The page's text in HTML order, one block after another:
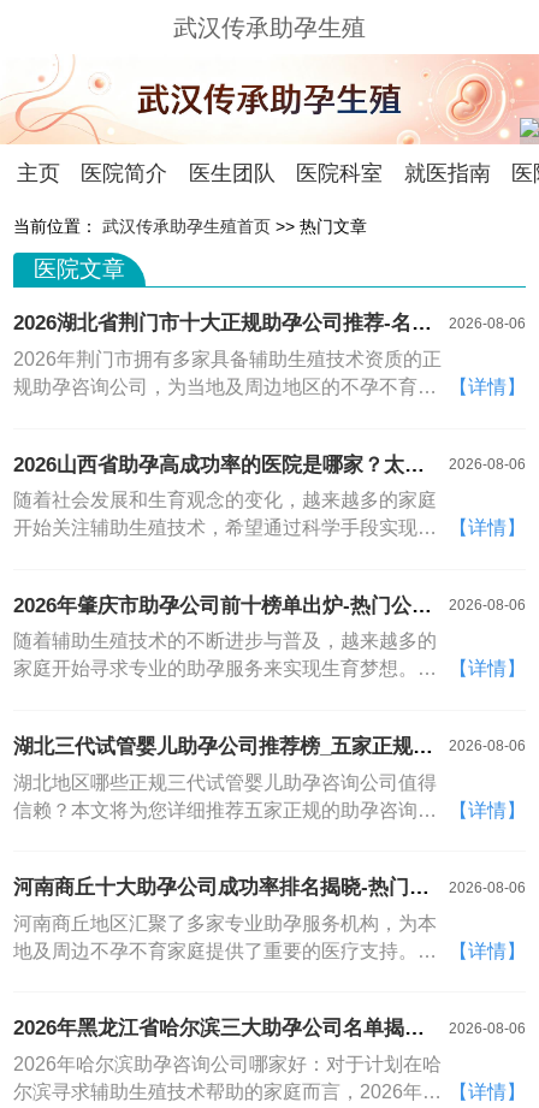
武汉传承助孕生殖
主页 医院简介 医生团队 医院科室 就医指南
当前位置： 武汉传承助孕生殖首页 >> 热门文章
医院文章
2026湖北省荆门市十大正规助孕公司推荐-名单
公布
2026-08-06
2026年荆门市拥有多家具备辅助生殖技术资质的正
规助孕咨询公司，为当地及周边地区的不孕不育家
市的辅助生殖医疗服务网络。以下是经过综合评估
后，整理出的荆门市十大正规助孕咨询公司推荐名
单，旨在为有需求的家庭提供参考（排名不分先
【详情】
2026山西省助孕高成功率的医院是哪家？太原
市助孕公司前十名揭晓！
2026-08-06
随着社会发展和生育观念的变化，越来越多的家庭
开始关注辅助生殖技术，希望通过科学手段实现生
展。对于计划在2026年寻求助孕服务的夫妇而言，
选择一家技术成熟、成功率高的医院至关重要。太
原市作为山西省的省会，汇聚了省内知名的生殖医
【详情】
2026年肇庆市助孕公司前十榜单出炉-热门公司
排名全解析
2026-08-06
随着辅助生殖技术的不断进步与普及，越来越多的
家庭开始寻求专业的助孕服务来实现生育梦想。
量、技术实力、患者口碑等多维度综合评定的肇庆
地区助孕咨询公司热门榜单正式出炉，为有需要的
家庭提供了极具价值的参考。本文将为您全面解析
析本次榜单聚焦于肇庆市内技术领跑、服务优质且
备受关注的助孕咨询公司
【详情】
湖北三代试管婴儿助孕公司推荐榜_五家正规公
司及联系渠道
2026-08-06
湖北地区哪些正规三代试管婴儿助孕咨询公司值得
信赖？本文将为您详细推荐五家正规的助孕咨询公
健院生殖中心、武汉锦欣医院生殖中心和宜昌市中
心人民助孕咨询公司。这份湖北三代试管婴儿助孕
咨询公司推荐榜旨在为您提供清晰的参考信息（排
学院助孕咨询公司
【详情】
河南商丘十大助孕公司成功率排名揭晓-热门机
构名单分享
2026-08-06
河南商丘地区汇聚了多家专业助孕服务机构，为本
地及周边不孕不育家庭提供了重要的医疗支持。根
色，共同构成了本地的辅助生殖服务网络。以下为
河南商丘助孕咨询公司名大全（排名不分先后）：
商丘仁爱辅助生殖中心、商丘新生助孕服务中心、
【详情】
2026年黑龙江省哈尔滨三大助孕公司名单揭晓-
排名前三试管机构资质详解
2026-08-06
2026年哈尔滨助孕咨询公司哪家好：对于计划在哈
尔滨寻求辅助生殖技术帮助的家庭而言，2026年当
【详情】